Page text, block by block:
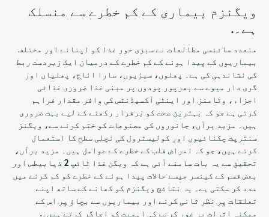
ویگنزم بیماری کے کم خطرے سے منسلک
ہے۔.
متعدد سائنسی مطالعات نے سبزی خور غذا کو اپنانے اور مختلف
بیماریوں کے پیدا ہونے کے کم خطرے کے درمیان ایک زبردست ربط
کی نشاندہی کی ہے۔ پھلوں، سبزیوں، سارا اناج، پھلیاں اور
گری دار میوے سے بھرپور پودوں پر مبنی غذا ضروری غذائی
اجزاء، وٹامنز اور اینٹی آکسیڈنٹس کی وافر مقدار فراہم
کرتی ہے جو کہ بہترین صحت کو برقرار رکھنے کے لیے بہت ضروری
ہیں۔ مزید برآں، جانوروں کی مصنوعات کو ختم کرنے سے، ویگنز
سنترپت چکنائیوں اور کولیسٹرول کی نچلی سطح کا استعمال
کرتے ہیں، جو کہ امراض قلب کے خطرے کے عوامل ہیں۔ مزید برآں،
تحقیق سے یہ بات سامنے آئی ہے کہ ویگن غذا ٹائپ 2 ذیابیطس اور
بعض قسم کے کینسر جیسے حالات پیدا ہونے کے خطرے کو کم کرنے میں
مدد کر سکتی ہے۔ یہ نتائج ویگنزم کو کھانے کے ساتھ اپنے
تعلقات پر نظر ثانی کرنے اور بیماریوں سے بچاؤ پر اس کے
ممکنہ اثرات پر غور کرنے کی اہمیت کو اجاگر کرتے ہیں۔.